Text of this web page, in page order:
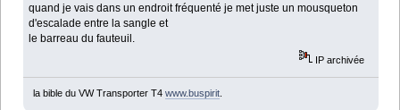
quand je vais dans un endroit fréquenté je met juste un mousqueton
d'escalade entre la sangle et
le barreau du fauteuil.
IP archivée
la bible du VW Transporter T4 www.buspirit.